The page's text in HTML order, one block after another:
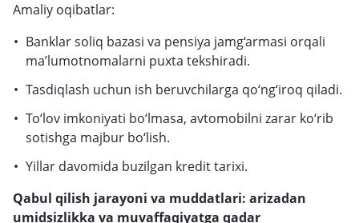
Amaliy oqibatlar:
Banklar soliq bazasi va pensiya jamg‘armasi orqali
ma’lumotnomalarni puxta tekshiradi.
Tasdiqlash uchun ish beruvchilarga qo‘ng‘iroq qiladi.
To‘lov imkoniyati bo‘lmasa, avtomobilni zarar ko‘rib
sotishga majbur bo‘lish.
Yillar davomida buzilgan kredit tarixi.
Qabul qilish jarayoni va muddatlari: arizadan
umidsizlikka va muvaffaqiyatga qadar